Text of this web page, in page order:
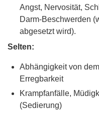
Angst, Nervosität,
Darm-Beschwerden
abgesetzt wird).
Selten:
Abhängigkeit von
Erregbarkeit
Krampfanfälle,
(Sedierung)